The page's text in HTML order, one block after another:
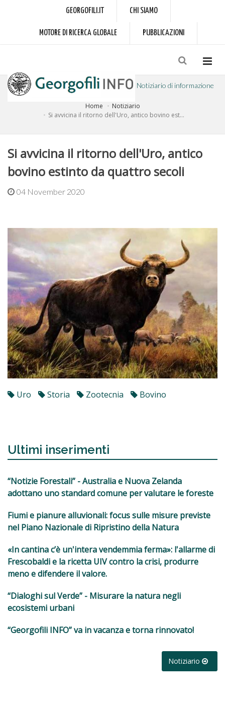
GEORGOFILI.IT CHI SIAMO
MOTORE DI RICERCA GLOBALE PUBBLICAZIONI
Notiziario di informazione
a cura dell'Accademia dei Georgofili
Home
Notiziario
Si avvicina il ritorno dell'Uro, antico bovino est...
Si avvicina il ritorno dell'Uro, antico
bovino estinto da quattro secoli
04 November 2020
Uro Storia Zootecnia Bovino
Ultimi inserimenti
“Notizie Forestali” - Australia e Nuova Zelanda
adottano uno standard comune per valutare le foreste
Fiumi e pianure alluvionali: focus sulle misure previste
nel Piano Nazionale di Ripristino della Natura
«In cantina c’è un'intera vendemmia ferma»: l'allarme di
Frescobaldi e la ricetta UIV contro la crisi, produrre
meno e difendere il valore.
“Dialoghi sul Verde” - Misurare la natura negli
ecosistemi urbani
“Georgofili INFO” va in vacanza e torna rinnovato!
Notiziario